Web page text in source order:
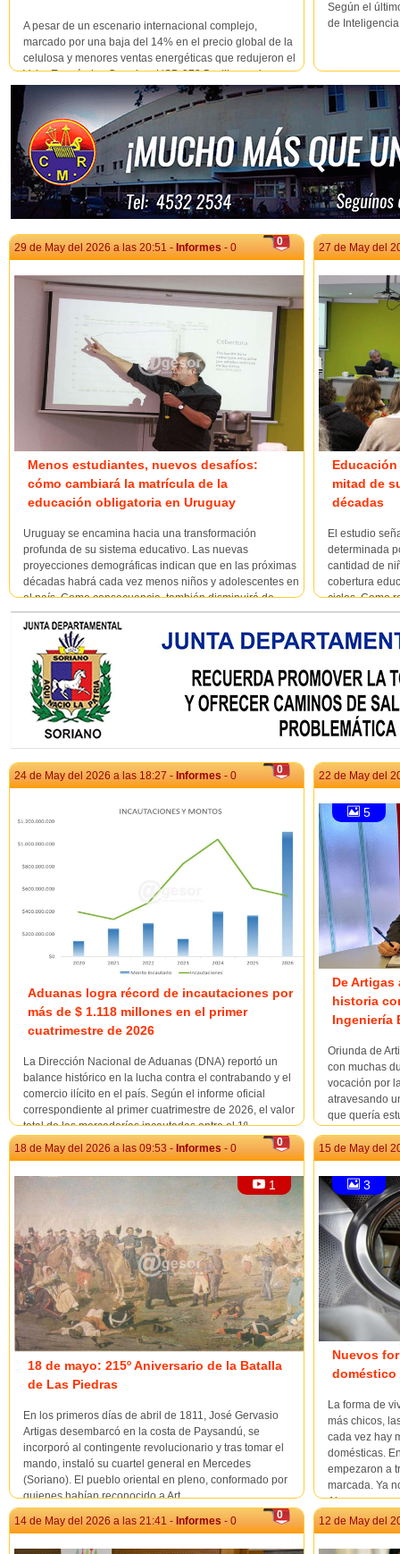
A pesar de un escenario internacional complejo,
marcado por una baja del 14% en el precio global de la
celulosa y menores ventas energéticas que redujeron el
Valor Económico Creado a USD 973,5 millones, la
empresa incrementó en un 2% el valor distribuido a la
sociedad y mantuvo un fuerte ritmo inv...
Según el
de
0
29 de May del 2026 a las 20:51 - Informes - 0
Menos estudiantes, nuevos desafíos:
cómo cambiará la matrícula de la
educación obligatoria en Uruguay
Uruguay se encamina hacia una transformación
profunda de su sistema educativo. Las nuevas
proyecciones demográficas indican que en las próximas
décadas habrá cada vez menos niños y adolescentes en
el país. Como consecuencia, también disminuirá de
forma significativa la cantidad de es...
27 de May del
mitad de
décadas
El estudio
determinada
cantidad de
cobertura
ciclos. Como
casi 50.000
0
24 de May del 2026 a las 18:27 - Informes - 0
Aduanas logra récord de incautaciones por
más de $ 1.118 millones en el primer
cuatrimestre de 2026
La Dirección Nacional de Aduanas (DNA) reportó un
balance histórico en la lucha contra el contrabando y el
comercio ilícito en el país. Según el informe oficial
correspondiente al primer cuatrimestre de 2026, el valor
total de las mercaderías incautadas entre el 1º...
22 de May del
5
De Artigas
historia
Ingeniería
Oriunda de
con muchas
vocación por
atravesando
que quería
0
18 de May del 2026 a las 09:53 - Informes - 0
1
18 de mayo: 215º Aniversario de la Batalla
de Las Piedras
En los primeros días de abril de 1811, José Gervasio
Artigas desembarcó en la costa de Paysandú, se
incorporó al contingente revolucionario y tras tomar el
mando, instaló su cuartel general en Mercedes
(Soriano). El pueblo oriental en pleno, conformado por
quienes habían reconocido a Art...
15 de May del
3
Nuevos
doméstico
La forma de
más chicos,
cada vez hay
domésticas.
empezaron a
marcada. Ya
Aho...
0
14 de May del 2026 a las 21:41 - Informes - 0 12 de May del